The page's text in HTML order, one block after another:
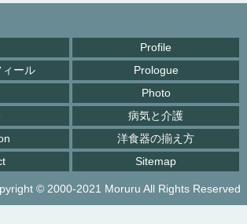
Profile
ール
Prologue
Photo
病気と介護
洋食器の揃え方
Sitemap
© 2000-2021 Moruru All Rights Reserved